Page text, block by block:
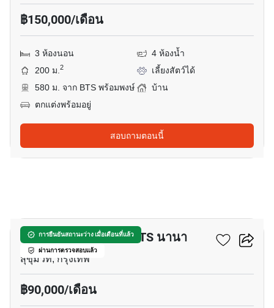
฿150,000/เดือน
3 ห้องนอน
4 ห้องน้ำ
200 ม.2
เลี้ยงสัตว์ได้
580 ม. จาก BTS พร้อมพงษ์
บ้าน
ตกแต่งพร้อมอยู่
สอบถามตอนนี้
การยืนยันสถานะว่าง เมื่อเดือนที่แล้ว
ผ่านการตรวจสอบแล้ว
บ้าน 3-ห้องนอน ใกล้ BTS นานา
สุขุมวิท, กรุงเทพ
฿90,000/เดือน